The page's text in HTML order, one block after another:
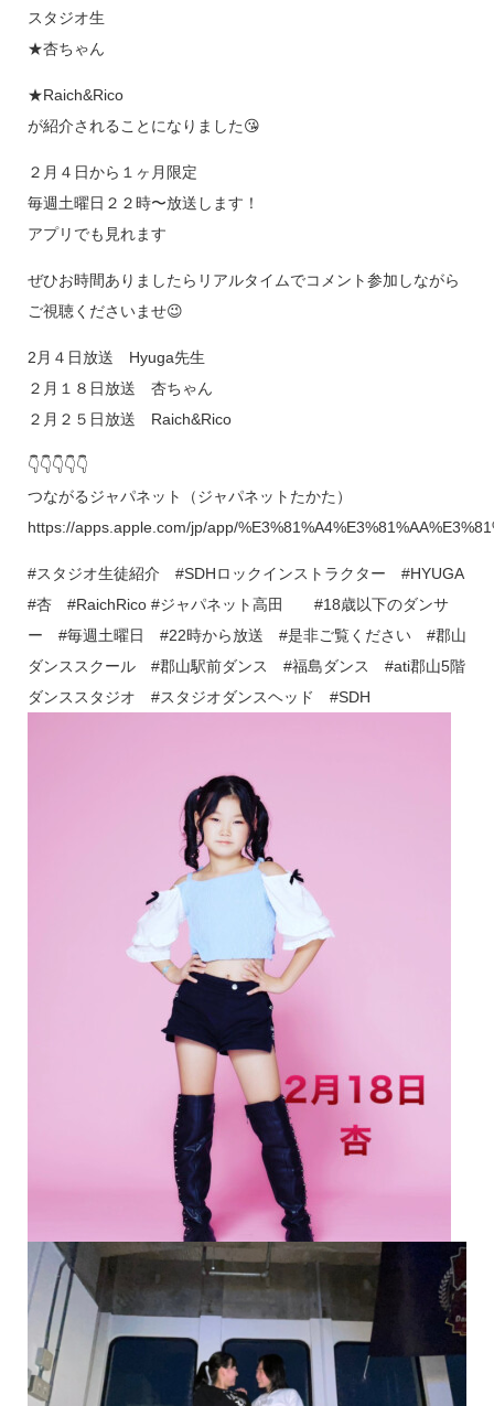
スタジオ生
★杏ちゃん
★Raich&Rico
が紹介されることになりました😘
２月４日から１ヶ月限定
毎週土曜日２２時〜放送します！
アプリでも見れます
ぜひお時間ありましたらリアルタイムでコメント参加しながら
ご視聴くださいませ😉
2月４日放送 Hyuga先生
２月１８日放送 杏ちゃん
２月２５日放送 Raich&Rico
👇👇👇👇👇
つながるジャパネット（ジャパネットたかた）
https://apps.apple.com/jp/app/
#スタジオ生徒紹介 #SDHロックインストラクター #HYUGA
#杏 #RaichRico #ジャパネット高田 #18歳以下のダンサ
ー #毎週土曜日 #22時から放送 #是非ご覧ください #郡山
ダンススクール #郡山駅前ダンス #福島ダンス #ati郡山5階
ダンススタジオ #スタジオダンスヘッド #SDH